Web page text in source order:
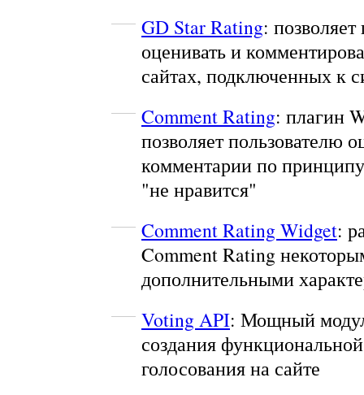
GD Star Rating: позволяет
оценивать и
сайтах, подключенных к
Comment Rating: плагин
позволяет пользователю
комментарии по
"не нравится"
Comment Rating Widget:
Comment Rating
дополнительными
Voting API: Мощный
создания
голосования на сайте